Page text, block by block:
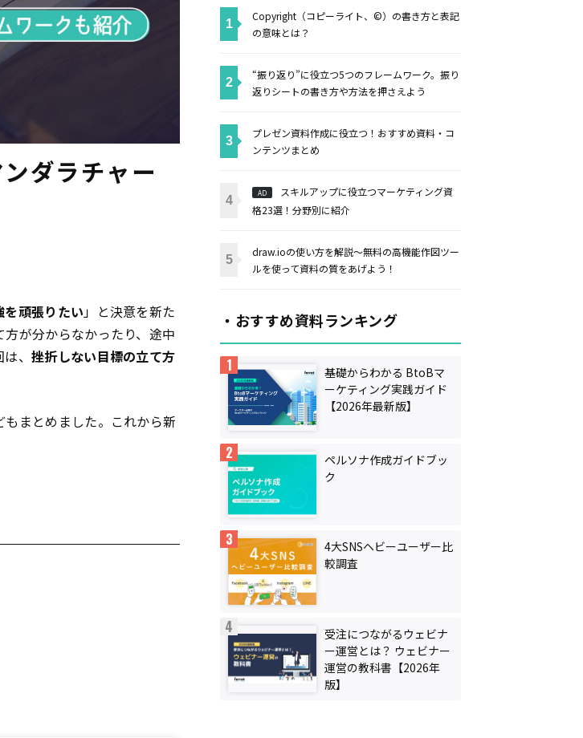
ダラチャー
頑張りたい」と決意を新た
が分からなかったり、途中
、 挫折しない目標の立て方
まとめました。これから新
Copyright（コピーライト、©）の書き方と表記
の意味とは？
“振り返り”に役立つ5つのフレームワーク。振り
返りシートの書き方や方法を押さえよう
プレゼン資料作成に役立つ！おすすめ資料・コ
ンテンツまとめ
AD
スキルアップに役立つマーケティング資
格23選！分野別に紹介
draw.ioの使い方を解説〜無料の高機能作図ツー
ルを使って資料の質をあげよう！
・おすすめ資料ランキング
基礎からわかる BtoBマ
ーケティング実践ガイド
【2026年最新版】
ペルソナ作成ガイドブッ
ク
4大SNSヘビーユーザー比
較調査
受注につながるウェビナ
ー運営とは？ ウェビナー
運営の教科書【2026年
版】